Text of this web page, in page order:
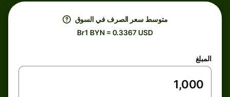
متوسط ​​سعر الصرف في السوق
Br1 BYN = 0.3367 USD
المبلغ